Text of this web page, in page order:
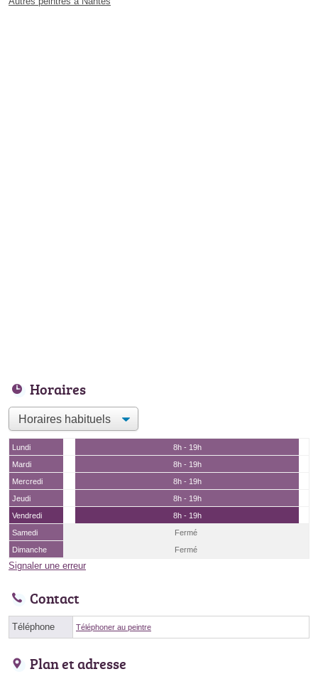
Horaires
Lundi
8h - 19h
Mardi
8h - 19h
Mercredi
8h - 19h
Jeudi
8h - 19h
Vendredi
8h - 19h
Samedi
Fermé
Dimanche
Fermé
Signaler une erreur
Contact
Téléphone Téléphoner au peintre
Plan et adresse